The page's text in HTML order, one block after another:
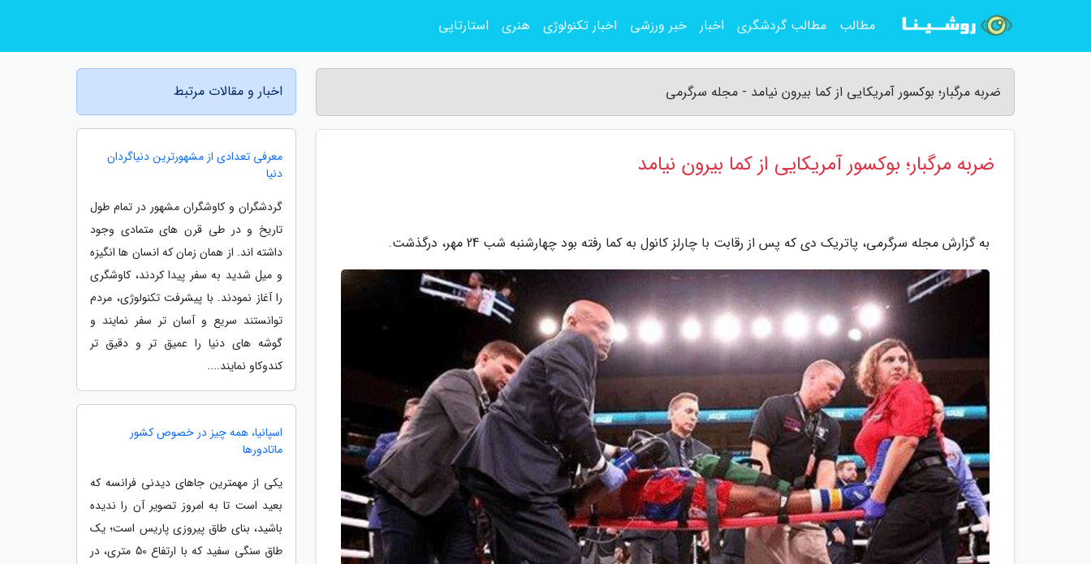
ضربه مرگبار؛ بوکسور آمریکایی از کما بیرون نیامد - مجله سرگرمی
ضربه مرگبار؛ بوکسور آمریکایی از کما بیرون نیامد
به گزارش مجله سرگرمی، پاتریک دی که پس از رقابت با چارلز کانول به کما رفته بود چهارشنبه شب 24 مهر، درگذشت.
اخبار و مقالات مرتبط
معرفی تعدادی از مشهورترین دنیاگردان
دنیا
گردشگران و کاوشگران مشهور در تمام طول
تاریخ و در طی قرن های متمادی وجود
داشته اند. از همان زمان که انسان ها انگیزه
و میل شدید به سفر پیدا کردند، کاوشگری
را آغاز نمودند. با پیشرفت تکنولوژی، مردم
توانستند سریع و آسان تر سفر نمایند و
گوشه های دنیا را عمیق تر و دقیق تر
کندوکاو نمایند....
اسپانیا، همه چیز در خصوص کشور
ماتادورها
یکی از مهمترین جاهای دیدنی فرانسه که
بعید است تا به امروز تصویر آن را ندیده
باشید، بنای طاق پیروزی پاریس است؛ یک
طاق سنگی سفید که با ارتفاع 50 متری، در
مطالب مطالب گردشگری اخبار خبر ورزشی اخبار تکنولوژی هنری استارتاپی